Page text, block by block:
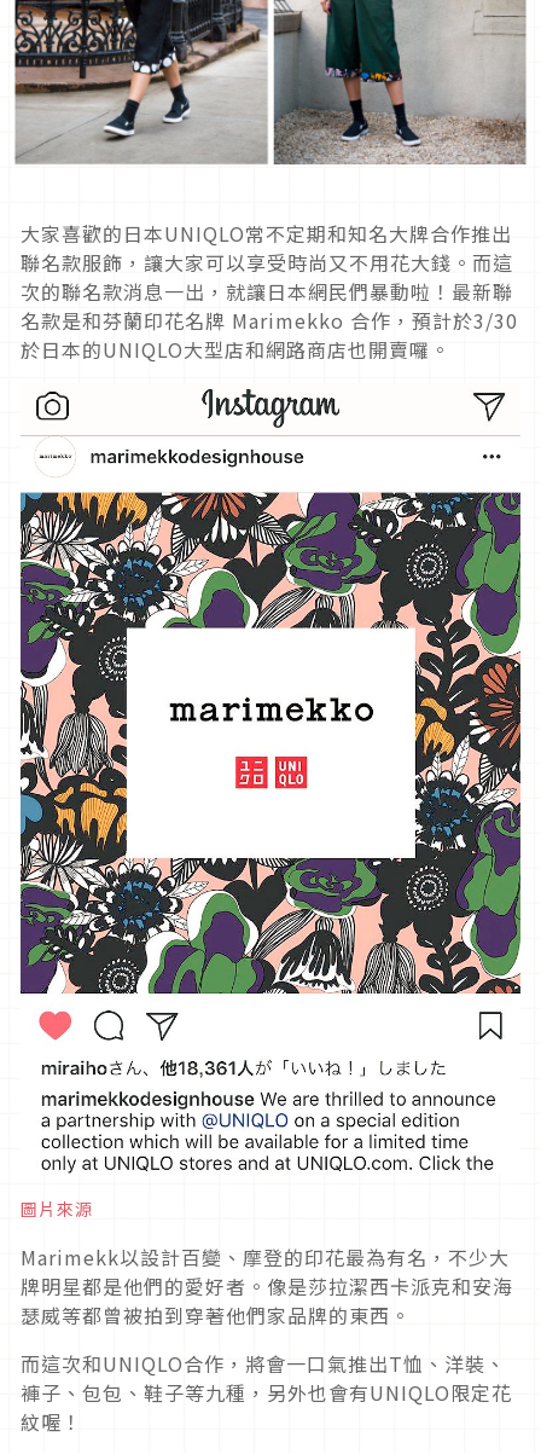
大家喜歡的日本UNIQLO常不定期和知名大牌合作推出
聯名款服飾，讓大家可以享受時尚又不用花大錢。而這
次的聯名款消息一出，就讓日本網民們暴動啦！最新聯
名款是和芬蘭印花名牌 Marimekko 合作，預計於3/30
於日本的UNIQLO大型店和網路商店也開賣囉。
圖片來源
Marimekk以設計百變、摩登的印花最為有名，不少大
牌明星都是他們的愛好者。像是莎拉潔西卡派克和安海
瑟威等都曾被拍到穿著他們家品牌的東西。
而這次和UNIQLO合作，將會一口氣推出T恤、洋裝、
褲子、包包、鞋子等九種，另外也會有UNIQLO限定花
紋喔！